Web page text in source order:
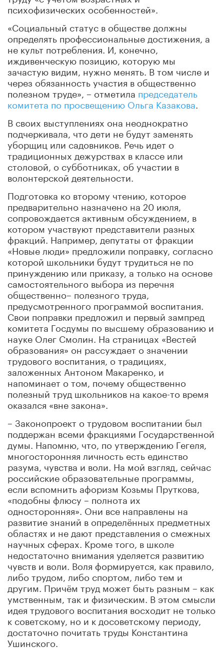
психофизических особенностей».
«Социальный статус в обществе должны
определять профессиональные достижения, а
не культ потребления. И, конечно,
иждивенческую позицию, которую мы
зачастую видим, нужно менять. В том числе и
через обязанность участия в общественно
полезном труде», – отметила председатель
комитета по просвещению Ольга Казакова
В своих выступлениях она неоднократно
подчеркивала, что дети не будут заменять
уборщиц или садовников. Речь идет о
традиционных дежурствах в классе или
столовой, о субботниках, об участии в
волонтерской деятельности.
Подготовка ко второму чтению, которое
предварительно назначено на 20 июля,
сопровождается активным обсуждением, в
котором участвуют представители разных
фракций. Например, депутаты от фракции
«Новые люди» предложили поправку, согласно
которой школьники будут трудиться не по
принуждению или приказу, а только на основе
самостоятельного выбора из перечня
общественно– полезного труда,
предусмотренного программой воспитания.
Свои поправки предложил и первый зампред
комитета Госдумы по высшему образованию и
науке Олег Смолин. На страницах «Вестей
образования» он рассуждает о значении
трудового воспитания, о традициях,
заложенных Антоном Макаренко, и
напоминает о том, почему общественно
полезный труд школьников на какое-то время
оказался «вне закона».
– Законопроект о трудовом воспитании был
поддержан всеми фракциями Государственной
думы. Напомню, что, по утверждению Гегеля,
многосторонняя личность есть единство
разума, чувства и воли. На мой взгляд, сейчас
российские образовательные программы,
если вспомнить афоризм Козьмы Пруткова,
«подобны флюсу – полнота их
односторонняя». Они все направлены на
развитие знаний в определённых предметных
областях и не дают представления о смежных
научных сферах. Кроме того, в школе
недостаточно внимания уделяется развитию
чувств и воли. Воля формируется, как правило,
либо трудом, либо спортом, либо тем и
другим. Причём труд может быть разным – как
умственным, так и физическим. В этом смысли
идея трудового воспитания восходит не только
к советскому, но и к досоветскому периоду,
достаточно почитать труды Константина
Ушинского.